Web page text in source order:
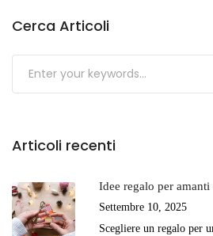
Cerca Articoli
Submit
Articoli recenti
Idee regalo per amanti
Settembre 10, 2025
Scegliere un regalo per